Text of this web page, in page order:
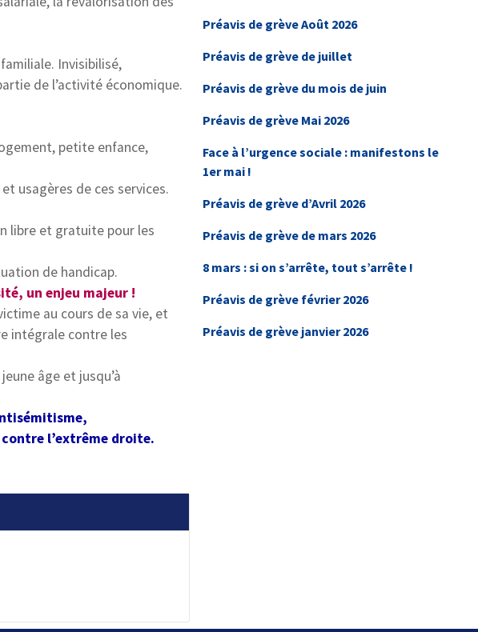
Invisibilisé,
de l’activité économique.
petite enfance,
usagères de ces services.
libre et gratuite pour les
de handicap.
un enjeu majeur !
au cours de sa vie, et
intégrale contre les
âge et jusqu’à
l’extrême droite.
Préavis de grève Août 2026
Préavis de grève de juillet
Préavis de grève du mois de juin
Préavis de grève Mai 2026
Face à l’urgence sociale : manifestons le
1er mai !
Préavis de grève d’Avril 2026
Préavis de grève de mars 2026
8 mars : si on s’arrête, tout s’arrête !
Préavis de grève février 2026
Préavis de grève janvier 2026